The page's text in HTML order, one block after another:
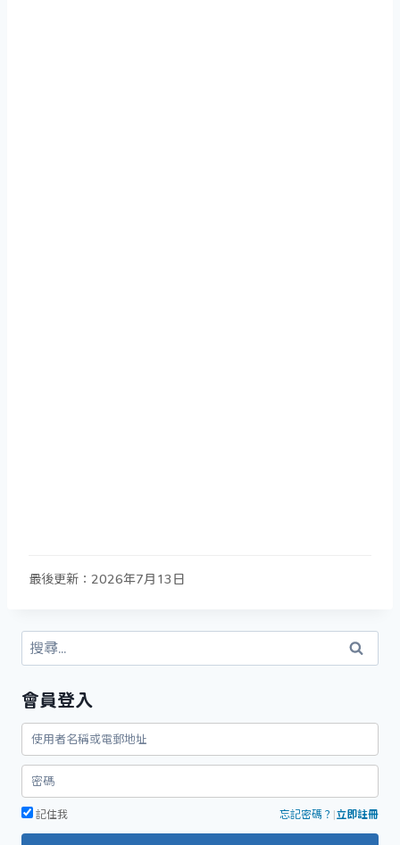
最後更新：2026年7月13日
搜
尋
鍵
字:
會員登入
記住我 忘記密碼？ |立即註冊